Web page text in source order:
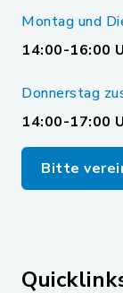
Montag und
14:00-16:00
Donnerstag
14:00-17:00
Bitte